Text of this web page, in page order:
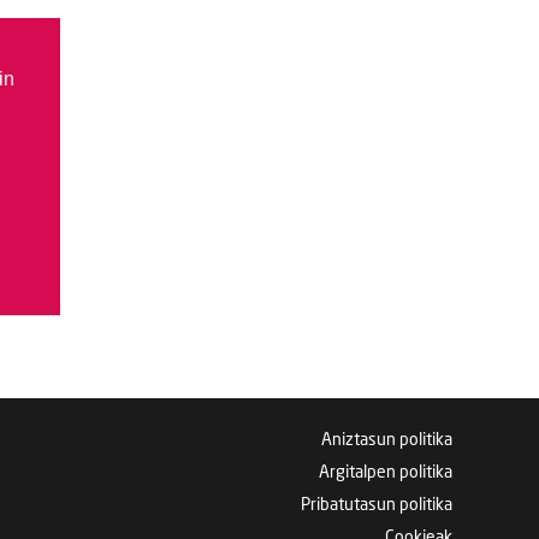
Aniztasun politika
Argitalpen politika
Pribatutasun politika